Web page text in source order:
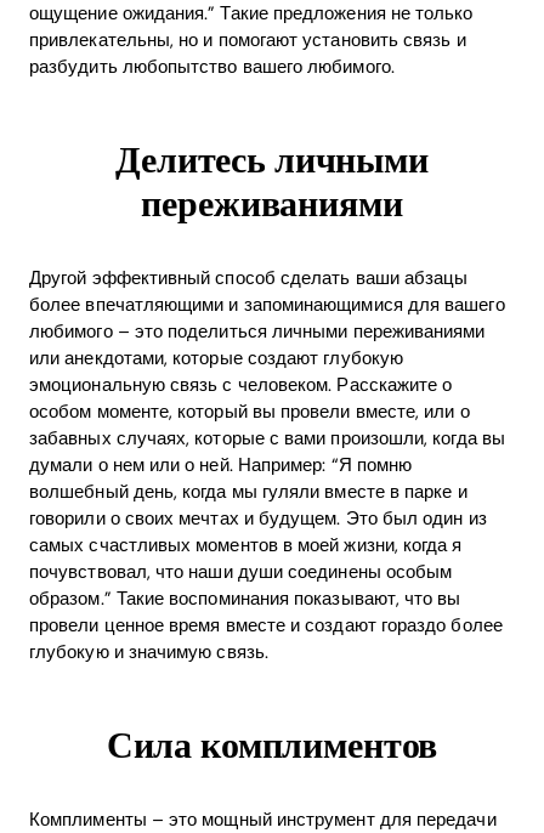
ощущение ожидания.” Такие предложения не только
привлекательны, но и помогают установить связь и
разбудить любопытство вашего любимого.
Делитесь личными
переживаниями
Другой эффективный способ сделать ваши абзацы
более впечатляющими и запоминающимися для вашего
любимого – это поделиться личными переживаниями
или анекдотами, которые создают глубокую
эмоциональную связь с человеком. Расскажите о
особом моменте, который вы провели вместе, или о
забавных случаях, которые с вами произошли, когда вы
думали о нем или о ней. Например: “Я помню
волшебный день, когда мы гуляли вместе в парке и
говорили о своих мечтах и будущем. Это был один из
самых счастливых моментов в моей жизни, когда я
почувствовал, что наши души соединены особым
образом.” Такие воспоминания показывают, что вы
провели ценное время вместе и создают гораздо более
глубокую и значимую связь.
Сила комплиментов
Комплименты – это мощный инструмент для передачи